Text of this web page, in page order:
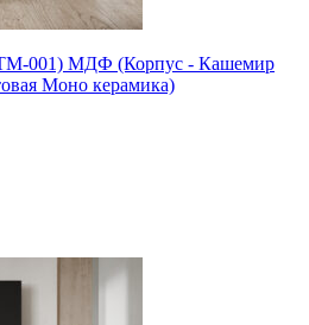
001) МДФ (Корпус - Кашемир
Моно керамика)